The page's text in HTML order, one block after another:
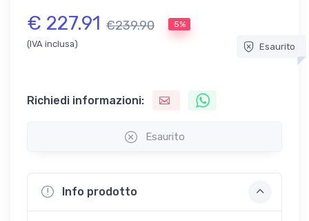
€ 227.91 €239.90 5%
(IVA inclusa) Esaurito
Richiedi informazioni:
Esaurito
Info prodotto